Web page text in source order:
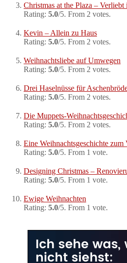
Christmas at the Plaza –
Rating: 5.0/5. From 2 votes.
Kevin – Allein zu Haus
Rating: 5.0/5. From 2 votes.
Weihnachtsliebe auf Umwegen
Rating: 5.0/5. From 2 votes.
Drei Haselnüsse für
Rating: 5.0/5. From 2 votes.
Die Muppets-
Rating: 5.0/5. From 2 votes.
Eine Weihnachtsgeschichte zum
Rating: 5.0/5. From 1 vote.
Designing Christmas –
Rating: 5.0/5. From 1 vote.
Ewige Weihnachten
Rating: 5.0/5. From 1 vote.